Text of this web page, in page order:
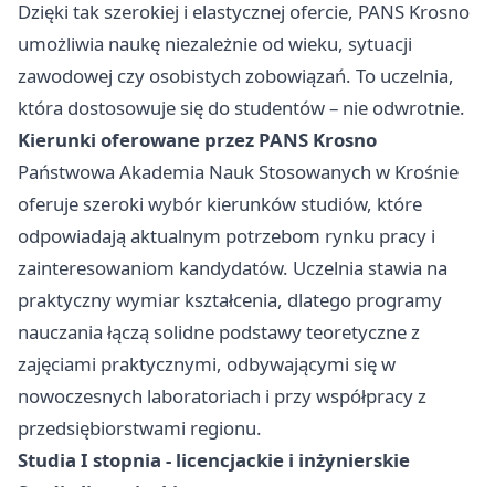
Dzięki tak szerokiej i elastycznej ofercie, PANS Krosno
umożliwia naukę niezależnie od wieku, sytuacji
zawodowej czy osobistych zobowiązań. To uczelnia,
która dostosowuje się do studentów – nie odwrotnie.
Kierunki oferowane przez PANS Krosno
Państwowa Akademia Nauk Stosowanych w Krośnie
oferuje szeroki wybór kierunków studiów, które
odpowiadają aktualnym potrzebom rynku pracy i
zainteresowaniom kandydatów. Uczelnia stawia na
praktyczny wymiar kształcenia, dlatego programy
nauczania łączą solidne podstawy teoretyczne z
zajęciami praktycznymi, odbywającymi się w
nowoczesnych laboratoriach i przy współpracy z
przedsiębiorstwami regionu.
Studia I stopnia - licencjackie i inżynierskie